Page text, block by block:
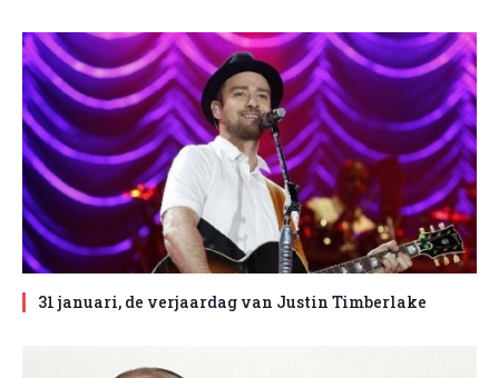
31 januari, de verjaardag van Justin Timberlake